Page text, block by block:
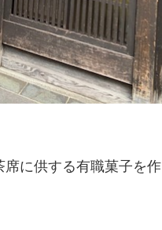
に供する有職菓子を